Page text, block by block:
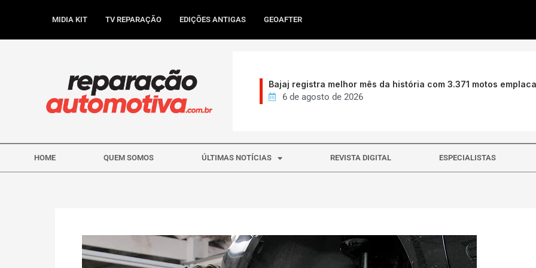
MIDIA KIT TV REPARAÇÃO EDIÇÕES ANTIGAS GEOAFTER
Bajaj registra melhor mês da história com 3.371 motos
6 de agosto de 2026
HOME QUEM SOMOS ÚLTIMAS NOTÍCIAS REVISTA DIGITAL ESPECIALISTAS